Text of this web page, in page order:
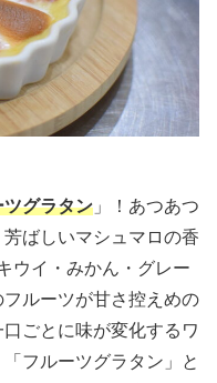
ツグラタン 」！あつあつ
ばしいマシュマロの香
ウイ・みかん・グレー
ルーツが甘さ控えめの
ごとに味が変化するワ
フルーツグラタン」と